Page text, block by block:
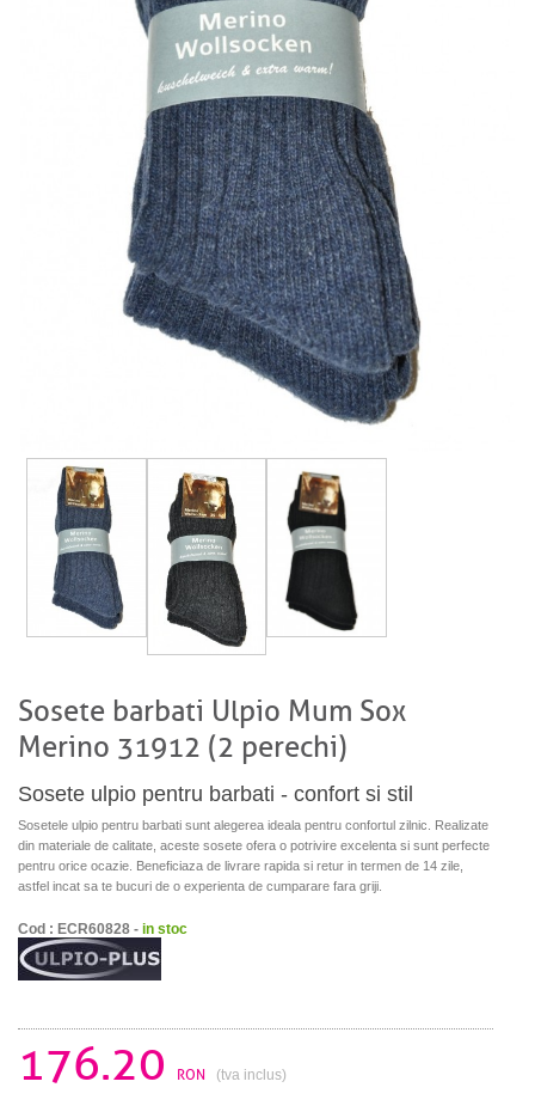
Sosete barbati Ulpio Mum Sox
Merino 31912 (2 perechi)
Sosete ulpio pentru barbati - confort si stil
Sosetele ulpio pentru barbati sunt alegerea ideala pentru confortul zilnic. Realizate
din materiale de calitate, aceste sosete ofera o potrivire excelenta si sunt perfecte
pentru orice ocazie. Beneficiaza de livrare rapida si retur in termen de 14 zile,
astfel incat sa te bucuri de o experienta de cumparare fara griji.
Cod : ECR60828 - in stoc
176.20 RON (tva inclus)